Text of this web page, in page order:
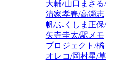
大輔/山口まさる/
清家孝春/高瀬志
帆/ふくしま正保/
矢寺圭太/駅メモ
プロジェクト/橘
オレコ/岡村星/草